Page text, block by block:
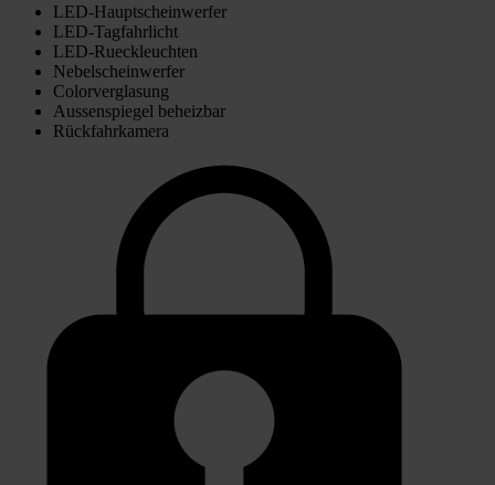
LED-Hauptscheinwerfer
LED-Tagfahrlicht
LED-Rueckleuchten
Nebelscheinwerfer
Colorverglasung
Aussenspiegel beheizbar
Rückfahrkamera